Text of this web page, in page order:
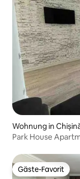
Wohnung in
Park House
Gäste-Favorit
Gäste-Favorit